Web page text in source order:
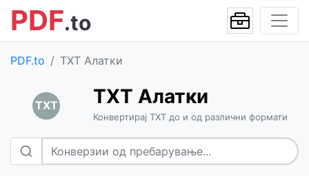
PDF.to
PDF.to TXT Алатки
TXT TXT Алатки
Конвертирај TXT до и од различни формати